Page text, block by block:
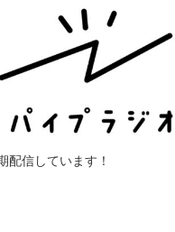
配信しています！